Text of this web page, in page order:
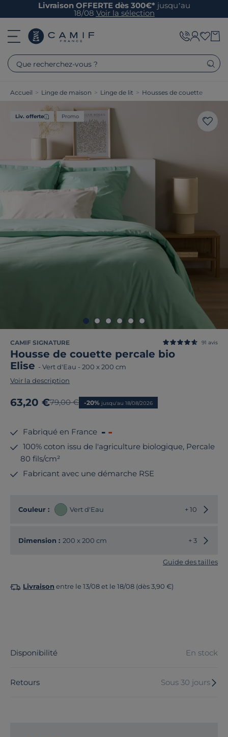
Livraison OFFERTE dès 300€* jusqu’au
18/08 Voir la sélection
Que recherchez-vous ?
Accueil > Linge de maison > Linge de lit > Housses de couette
Liv. offerte Promo
CAMIF SIGNATURE
Housse de couette percale bio
Elise - Vert d'Eau - 200 x 200 cm
91 avis
Voir la description
Nouveau prix
63,20 €Ancien prix
79,00 € -20% jusqu'au 18/08/2026
Fabriqué en France
100% coton issu de l'agriculture biologique, Percale
80 fils/cm²
Fabricant avec une démarche RSE
Couleur : Vert d'Eau + 10
Dimension : 200 x 200 cm + 3
Guide des tailles
Livraison entre le 13/08 et le 18/08 (dès 3,90 €)
Disponibilité En stock
Retours Sous 30 jours